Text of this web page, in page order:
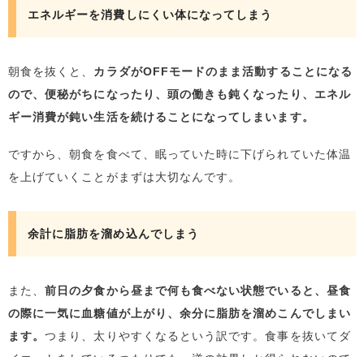
エネルギーを消費しにくい体になってしまう
朝食を抜くと、 カラダがOFFモードのまま活動することになる
ので、便秘がちになったり、頭の働きも鈍くなったり、エネル
ギー消費が鈍い生活を続けることになってしまいます。
ですから、朝食を食べて、眠っていた時に下げられていた体温
を上げていくことがまずは大切なんです。
余計に脂肪を溜め込んでしまう
また、前日の夕食から昼まで何も食べない状態でいると、昼食
の際に一気に血糖値が上がり、余分に脂肪を溜めこんでしまい
ます。つまり、太りやすくなるという訳です。食事を抜いてダ